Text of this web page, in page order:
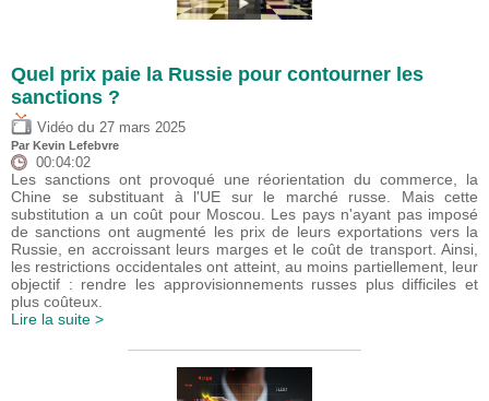
Quel prix paie la Russie pour contourner les
sanctions ?
Vidéo du 27 mars 2025
Par Kevin Lefebvre
00:04:02
Les sanctions ont provoqué une réorientation du commerce, la
Chine se substituant à l'UE sur le marché russe. Mais cette
substitution a un coût pour Moscou. Les pays n'ayant pas imposé
de sanctions ont augmenté les prix de leurs exportations vers la
Russie, en accroissant leurs marges et le coût de transport. Ainsi,
les restrictions occidentales ont atteint, au moins partiellement, leur
objectif : rendre les approvisionnements russes plus difficiles et
plus coûteux.
Lire la suite >